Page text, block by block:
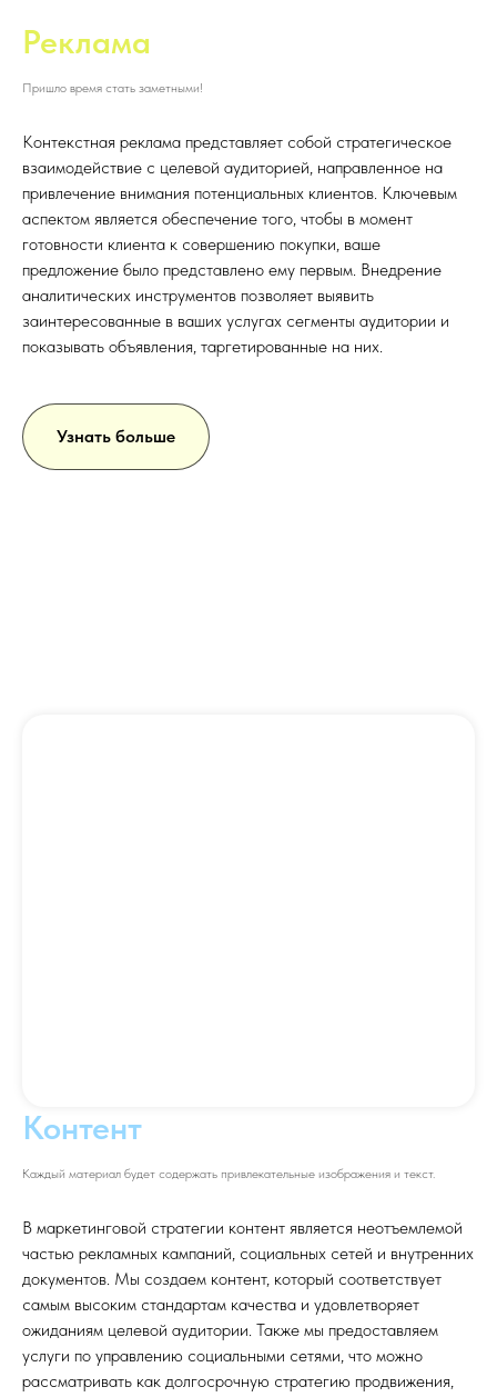
Реклама
Пришло время стать заметными!
Контекстная реклама представляет собой стратегическое
взаимодействие с целевой аудиторией, направленное на
привлечение внимания потенциальных клиентов. Ключевым
аспектом является обеспечение того, чтобы в момент
готовности клиента к совершению покупки, ваше
предложение было представлено ему первым. Внедрение
аналитических инструментов позволяет выявить
заинтересованные в ваших услугах сегменты аудитории и
показывать объявления, таргетированные на них.
Узнать больше
Контент
Каждый материал будет содержать привлекательные изображения и текст.
В маркетинговой стратегии контент является неотъемлемой
частью рекламных кампаний, социальных сетей и внутренних
документов. Мы создаем контент, который соответствует
самым высоким стандартам качества и удовлетворяет
ожиданиям целевой аудитории. Также мы предоставляем
услуги по управлению социальными сетями, что можно
рассматривать как долгосрочную стратегию продвижения,